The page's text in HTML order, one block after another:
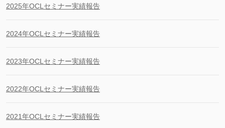
2025年OCLセミナー実績報告
2024年OCLセミナー実績報告
2023年OCLセミナー実績報告
2022年OCLセミナー実績報告
2021年OCLセミナー実績報告